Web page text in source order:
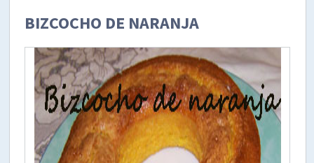
BIZCOCHO DE NARANJA